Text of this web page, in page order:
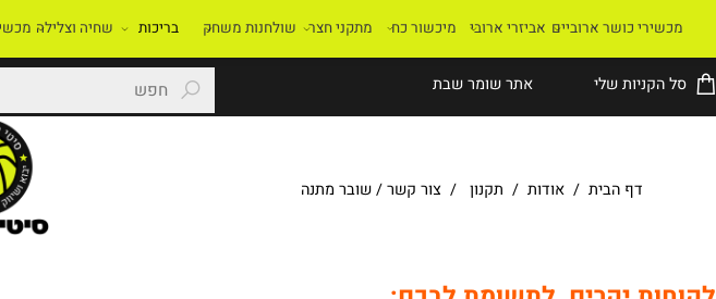
שלי אתר שומר שבת
דף הבית/אודות /תקנון /צור קשר/ שובר מתנה
כושר ארוביים אביזרי ארובי מיכשור כח מתקני חצר שולחנות משחק בריכות שחיה וצלילה מכשירי